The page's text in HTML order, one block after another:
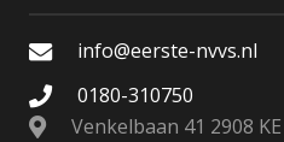
info@eerste-nvvs.nl
0180-310750
Venkelbaan 41 2908